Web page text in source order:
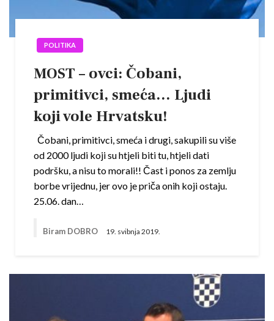
POLITIKA
MOST – ovci: Čobani,
primitivci, smeća… Ljudi
koji vole Hrvatsku!
Čobani, primitivci, smeća i drugi, sakupili su više
od 2000 ljudi koji su htjeli biti tu, htjeli dati
podršku, a nisu to morali!! Čast i ponos za zemlju
borbe vrijednu, jer ovo je priča onih koji ostaju.
25.06. dan…
Biram DOBRO 19. svibnja 2019.